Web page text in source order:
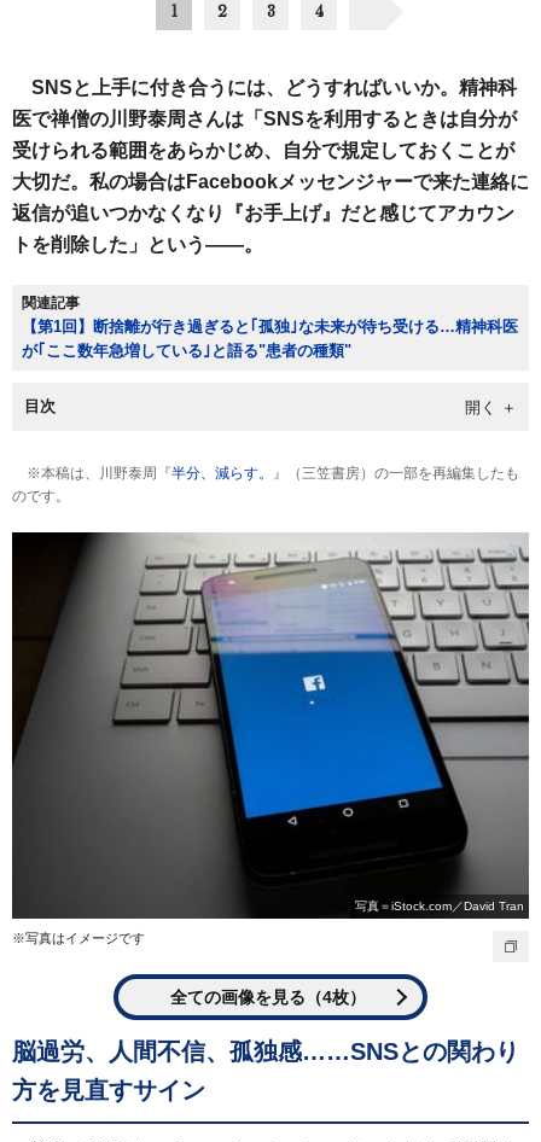
1 2 3 4
SNSと上手に付き合うには、どうすればいいか。精神科
医で禅僧の川野泰周さんは「SNSを利用するときは自分が
受けられる範囲をあらかじめ、自分で規定しておくことが
大切だ。私の場合はFacebookメッセンジャーで来た連絡に
返信が追いつかなくなり『お手上げ』だと感じてアカウン
トを削除した」という――。
関連記事
【第1回】断捨離が行き過ぎると｢孤独｣な未来が待ち受ける…精神科医
が｢ここ数年急増している｣と語る"患者の種類"
目次
※本稿は、川野泰周『半分、減らす。
』（三笠書房）の一部を再編集したも
のです。
写真＝iStock.com／David Tran
※写真はイメージです
全ての画像を見る（4枚）
脳過労、人間不信、孤独感……SNSとの関わり
方を見直すサイン